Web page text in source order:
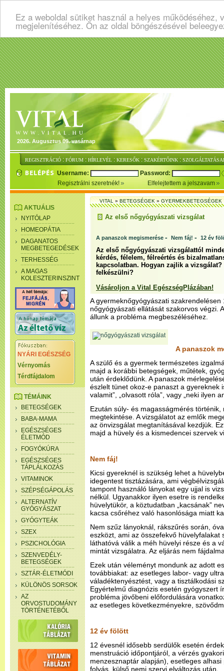
Ez a weboldal sütiket használ a helyes
megjelenítéséhez. Ön az oldal böngészésével
2026. Augusztus 09. vasárnap
REGISZTRÁCIÓ : FÓRUM : HÍRLEVÉL : KERESŐK : SZAKÉRTŐINK :
Username:
Password:
Regisztrálni szeretnék!
Elfelejtettem a jelszavam
AKTUÁLIS
NYITÓLAP
HOMEOPÁTIA
DAGANATOS
MEGBETEGEDÉSEK
TERHESSÉG
A MAGAS
KOLESZTERINSZINT
NYÁRI EGÉSZSÉG
Vérnyomás
Térdfájdalom
TÉMÁINK
BETEGSÉGEK
BABA-MAMA
EGÉSZSÉGES
ÉLETMÓD
FOGYÓKÚRA
EGÉSZSÉGES
TÁPLÁLKOZÁS
VITAMINOK
SZÉPSÉGÁPOLÁS
ALTERNATÍV
GYÓGYÁSZAT
GYÓGYTEÁK
SZEX
PSZICHOLÓGIA
SZENVEDÉLY-
BETEGSÉGEK
SZTÁR-ÉLETMÓDI
KÜLÖNÖS SORSOK
AZ
ORVOSTUDOMÁNY
TÖRTÉNETÉBŐL
VITAL»BETEGSÉGEK»GYERMEKBETEGSÉGEK
Az első nőgyógyászati vizsgálat
A panaszok megismerése - Nem fáj! - 12 év
Az első nőgyógyászati vizsgálattól
kérdés, félelem, félreértés és
kapcsolatban. Hogyan zajlik a
felkészülni?
Vásároljon a Vital EgészségPlázában!
A gyermeknőgyógyászati szakrendelésen
nőgyógyászati ellátását szakorvos végzi.
állunk a probléma megbeszéléséhez.
A panaszok
A szülő és a gyermek természetes
majd a korábbi betegségek, műtétek,
után érdeklődünk. A panaszok
észlelt tünet okoz-e panaszt a gyereknek
valamit”, „olvasott róla”, vagy „neki ilyen
Ezután súly- és magasságmérés
megtekintése. A vizsgálatot az emlők
az önvizsgálat megtanításával kezdjük.
majd a hüvely és a kismedencei szervek
Nem fáj!
Kicsi gyereknél is szükség lehet a
idegentest tisztázására, ami
tampont használó lányokat egy ujjal is
nélkül. Ugyanakkor ilyen esetre is
hüvelytükör, a köztudatban „kacsának”
kacsa csőréhez való hasonlósága miatt
Nem szűz lányoknál, rákszűrés során,
eszközt, ami az összefekvő hüvelyfalakat
láthatóvá válik a méh hüvelyi része és a
mintát vizsgálatra. Az eljárás nem
Ezek után véleményt mondunk az adott
továbbiakat: az esetleges labor- vagy
váladéktenyésztést, vagy a tisztálkodási
Egyértelmű diagnózis esetén gyógyszert
probléma jövőbeni előfordulására
az esetleges következményekre,
12 év fölött
12 évesnél idősebb serdülők esetén
menstruáció időpontjáról, a vérzés
menzesznaptár alapján), esetleges
folyás, külső nemi szervi elváltozás után.